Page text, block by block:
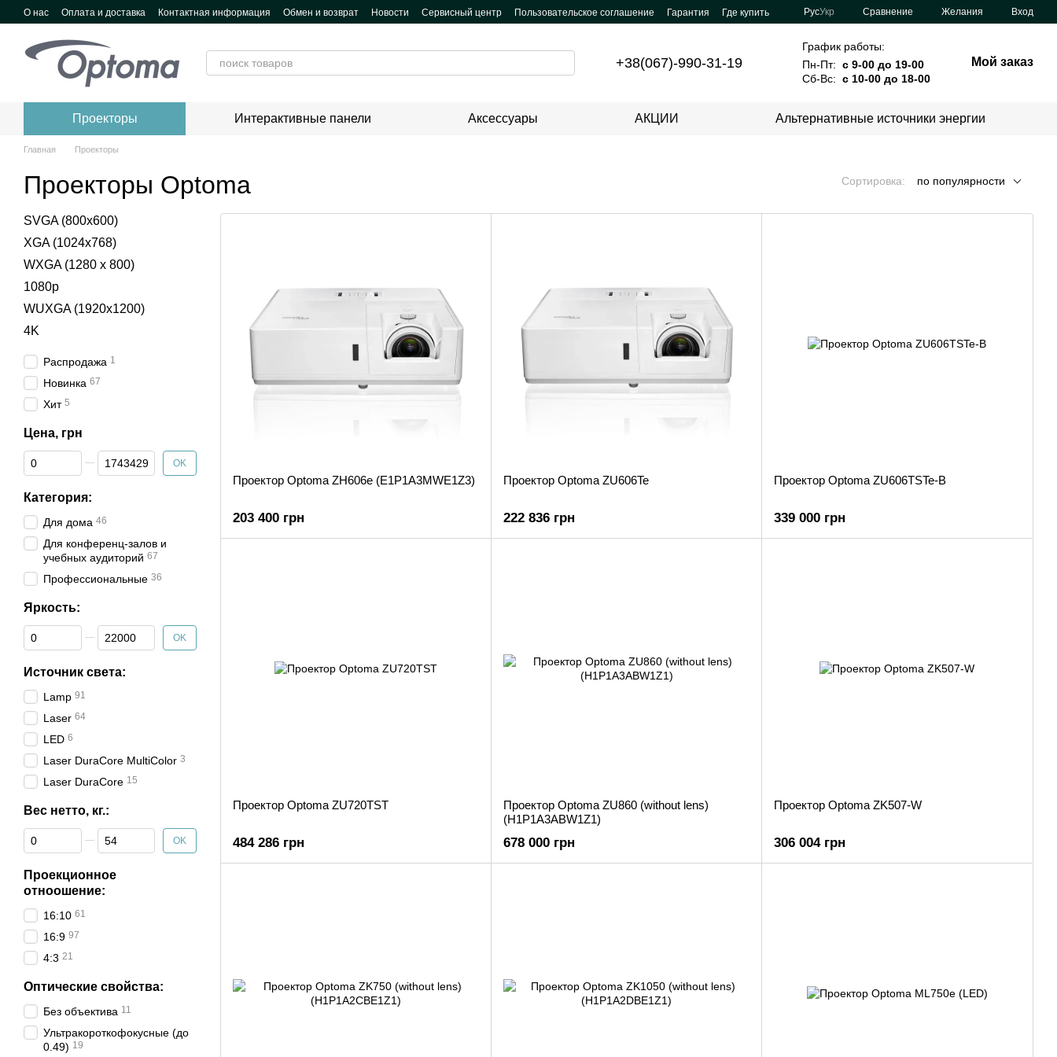
Перейти к основному контенту
О нас Оплата и доставка Контактная информация Обмен и возврат Новости Сервисный центр Пользовательское соглашение Гарантия Где купить РусУкр Сравнение Желания Вход
+38(067)-990-31-19
График работы:
Пн-Пт: с 9-00 до 19-00
Сб-Вс: с 10-00 до 18-00
Мой заказ
Проекторы Интерактивные панели Аксессуары АКЦИИ Альтернативные источники энергии
Главная Проекторы
Проекторы Optoma Сортировка: по популярности
Проектор Optoma ZH606e (E1P1A3MWE1Z3)
203 400 грн
Проектор Optoma ZU606Te
222 836 грн
Проектор Optoma ZU606TSTe-B
339 000 грн
Проектор Optoma ZU720TST
484 286 грн
Проектор Optoma ZU860 (without lens)
(H1P1A3ABW1Z1)
678 000 грн
Проектор Optoma ZK507-W
306 004 грн
SVGA (800x600)
XGA (1024x768)
WXGA (1280 x 800)
1080p
WUXGA (1920x1200)
4K
Распродажа 1
Новинка 67
Хит 5
Цена, грн
От Цена, грн
До Цена, грн OK
Категория:
Для дома 46
Для конференц-залов и
учебных аудиторий 67
Профессиональные 36
Яркость:
От Яркость:
До Яркость: OK
Источник света:
Lamp 91
Laser 64
LED 6
Laser DuraCore MultiColor 3
Laser DuraCore 15
Вес нетто, кг.:
От Вес нетто, кг.:
До Вес нетто, кг.: OK
Проекционное
отноошение:
16:10 61
16:9 97
4:3 21
Оптические свойства:
Без объектива 11
Ультракороткофокусные (до
0.49) 19